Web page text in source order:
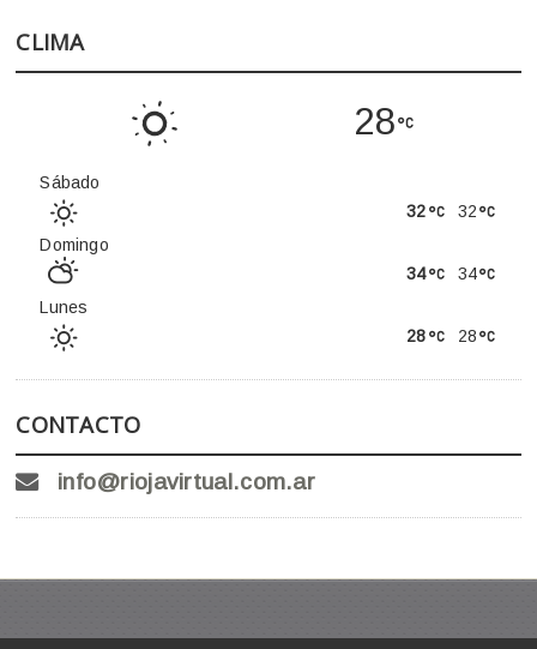
CLIMA
28
Sábado
32
32
Domingo
34
34
Lunes
28
28
CONTACTO
info@riojavirtual.com.ar